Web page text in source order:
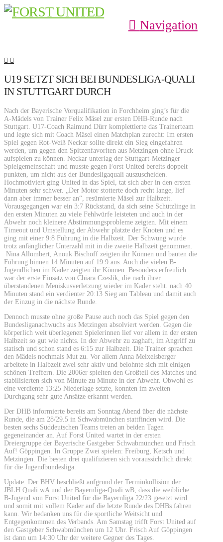
Navigation
U19 SETZT SICH BEI BUNDESLIGA-QUALI
IN STUTTGART DURCH
Nach der Bayerische Vorqualifikation in Forchheim ging’s für die
A-Mädels von Trainer Felix Mäsel zur ersten DHB-Runde nach
Stuttgart. U17-Coach Raimund Dürr komplettierte das Trainerteam
und legte sich mit Coach Mäsel einen Matchplan zurecht: Im ersten
Spiel gegen Rot-Weiß Neckar sollte direkt ein Sieg eingefahren
werden, um gegen den Spitzenfavoriten aus Metzingen ohne Druck
aufspielen zu können. Neckar unterlag der Stuttgart-Metzinger
Spielgemeinschaft und musste gegen Forst United bereits doppelt
punkten, um nicht aus der Bundesligaquali auszuscheiden.
Hochmotiviert ging United in das Spiel, tat sich aber in den ersten
Minuten sehr schwer. „Der Motor stotterte doch recht lange, lief
dann aber immer besser an“, resümierte Mäsel zur Halbzeit.
Vorausgegangen war ein 3:7 Rückstand, da sich seine Schützlinge in
den ersten Minuten zu viele Fehlwürfe leisteten und auch in der
Abwehr noch kleinere Abstimmungsprobleme zeigten. Mit einem
Timeout und Umstellung der Abwehr platzte der Knoten und es
ging mit einer 9:8 Führung in die Halbzeit. Der Schwung wurde
trotz anfänglicher Unterzahl mit in die zweite Halbzeit genommen.
Nina Allombert, Anouk Bischoff zeigten ihr Können und bauten die
Führung binnen 14 Minuten auf 19:9 aus. Auch die vielen B-
Jugendlichen im Kader zeigten ihr Können. Besonders erfreulich
war der erste Einsatz von Chiara Czeslik, die nach ihrer
überstandenen Meniskusverletzung wieder im Kader steht. nach 40
Minuten stand ein verdienter 20:13 Sieg am Tableau und damit auch
der Einzug in die nächste Runde.
Dennoch musste ohne große Pause auch noch das Spiel gegen den
Bundesliganachwuchs aus Metzingen absolviert werden. Gegen die
körperlich weit überlegenen Spielerinnen lief vor allem in der ersten
Halbzeit so gut wie nichts. In der Abwehr zu zaghaft, im Angriff zu
statisch und schon stand es 6:15 zur Halbzeit. Die Trainer sprachen
den Mädels nochmals Mut zu. Vor allem Anna Meixelsberger
arbeitete in Halbzeit zwei sehr aktiv und belohnte sich mit einigen
schönen Treffern. Die 2006er spielten den Großteil des Matches und
stabilisierten sich von Minute zu Minute in der Abwehr. Obwohl es
eine verdiente 13:25 Niederlage setzte, konnten im zweiten
Durchgang sehr gute Ansätze erkannt werden.
Der DHB informierte bereits am Sonntag Abend über die nächste
Runde, die am 28/29.5 in Schwabmünchen stattfinden wird. Die
besten sechs Süddeutschen Teams treten an beiden Tagen
gegeneinander an. Auf Forst United wartet in der ersten
Dreiergruppe der Bayerische Gastgeber Schwabmünchen und Frisch
Auf! Göppingen. In Gruppe Zwei spielen: Freiburg, Ketsch und
Metzingen. Die besten drei qualifizieren sich voraussichtlich direkt
für die Jugendbundesliga.
Update: Der BHV beschließt aufgrund der Terminkollision der
JBLH Quali wA und der Bayernliga-Quali wB, dass die weibliche
B-Jugend von Forst United für die Bayernliga 22/23 gesetzt wird
und somit mit vollem Kader auf die letzte Runde des DHBs fahren
kann. Wir bedanken uns für die sportliche Weitsicht und
Entgegenkommen des Verbands. Am Samstag trifft Forst United auf
den Gastgeber Schwabmünchen um 12 Uhr. Frisch Auf Göppingen
ist dann um 14:30 Uhr der weitere Gegner des Tages.